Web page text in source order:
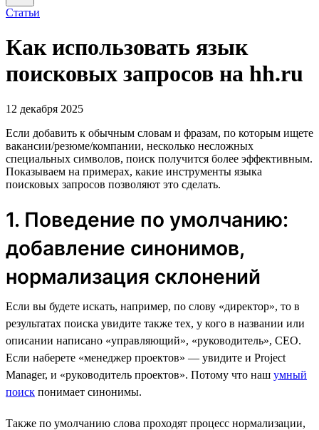
Статьи
Как использовать язык
поисковых запросов на hh.ru
12 декабря 2025
Если добавить к обычным словам и фразам, по которым ищете
вакансии/резюме/компании, несколько несложных
специальных символов, поиск получится более эффективным.
Показываем на примерах, какие инструменты языка
поисковых запросов позволяют это сделать.
1. Поведение по умолчанию:
добавление синонимов,
нормализация склонений
Если вы будете искать, например, по слову «директор», то в
результатах поиска увидите также тех, у кого в названии или
описании написано «управляющий», «руководитель», CEO.
Если наберете «менеджер проектов» — увидите и Project
Manager, и «руководитель проектов». Потому что наш умный
поиск понимает синонимы.
Также по умолчанию слова проходят процесс нормализации,